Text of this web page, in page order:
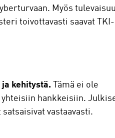
Myös
toivottavasti saavat TKI-
kehitystä. Tämä ei ole
hankkeisiin.
vastaavasti.